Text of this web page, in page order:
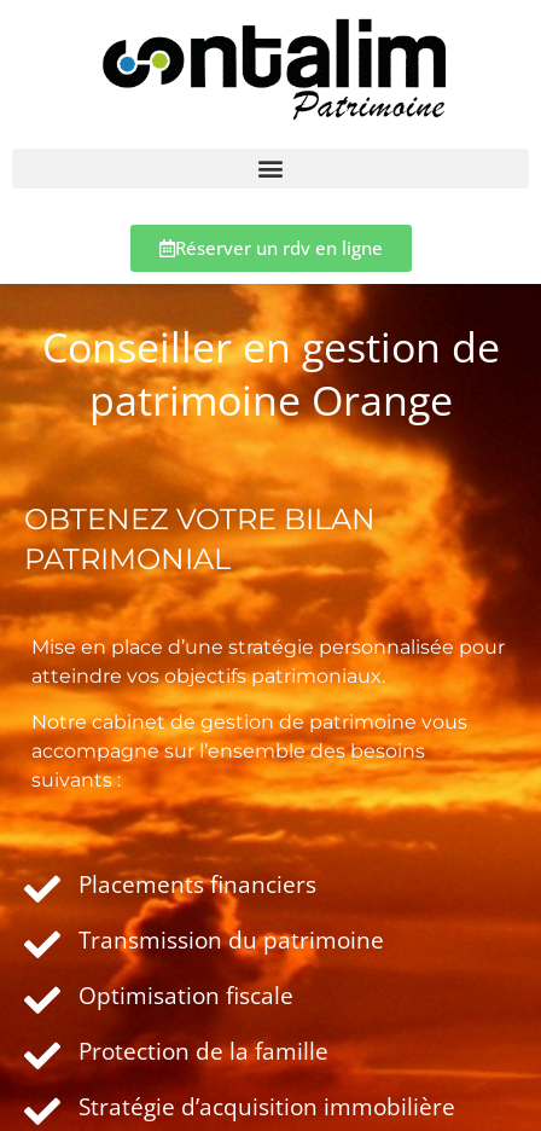
Réserver un rdv en ligne
Conseiller en gestion de
patrimoine Orange
OBTENEZ VOTRE BILAN
PATRIMONIAL
Mise en place d’une stratégie personnalisée pour
atteindre vos objectifs patrimoniaux.
Notre cabinet de gestion de patrimoine vous
accompagne sur l’ensemble des besoins
suivants :
Placements financiers
Transmission du patrimoine
Optimisation fiscale
Protection de la famille
Stratégie d’acquisition immobilière